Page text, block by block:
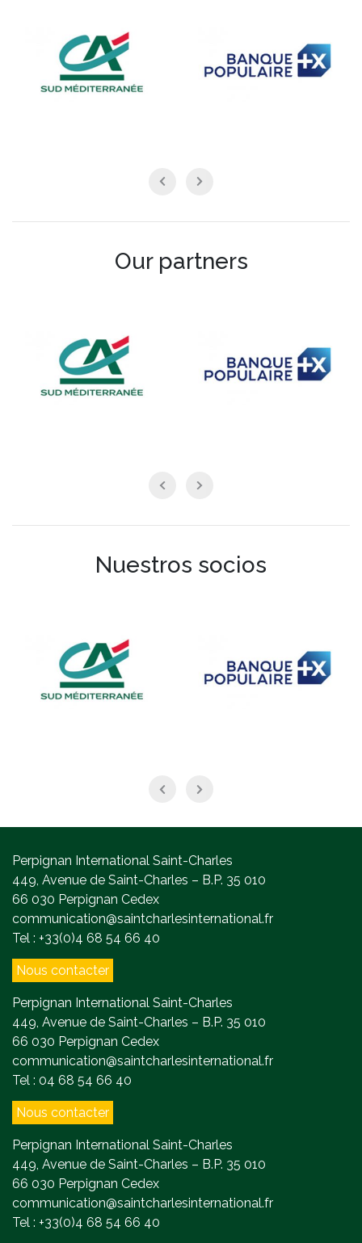
Our partners
Nuestros socios
Perpignan International Saint-Charles
449, Avenue de Saint-Charles – B.P. 35 010
66 030 Perpignan Cedex
communication@saintcharlesinternational.fr
Tel : +33(0)4 68 54 66 40
Nous contacter
Perpignan International Saint-Charles
449, Avenue de Saint-Charles – B.P. 35 010
66 030 Perpignan Cedex
communication@saintcharlesinternational.fr
Tel : 04 68 54 66 40
Nous contacter
Perpignan International Saint-Charles
449, Avenue de Saint-Charles – B.P. 35 010
66 030 Perpignan Cedex
communication@saintcharlesinternational.fr
Tel : +33(0)4 68 54 66 40